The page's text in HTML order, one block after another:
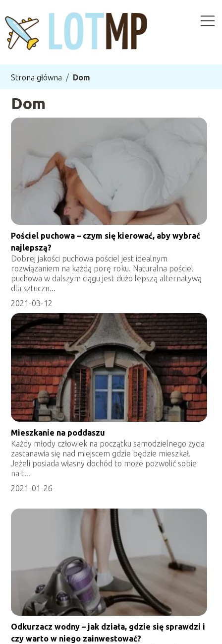
Strona główna / Dom
Dom
Pościel puchowa – czym się kierować, aby wybrać
najlepszą?
Dobrej jakości puchowa pościel jest idealnym
rozwiązaniem na każdą porę roku. Naturalna pościel
puchowa w dalszym ciągu jest dużo lepszą alternatywą
dla sztuczn...
2021-03-12
Mieszkanie na poddaszu
Każdy młody człowiek na początku samodzielnego życia
zastanawia się nad miejscem gdzie będzie mieszkał.
Jeżeli posiada własny dochód to może pozwolić sobie
na t...
2021-01-26
Odkurzacz wodny – jak działa, gdzie się sprawdzi i
czy warto w niego zainwestować?